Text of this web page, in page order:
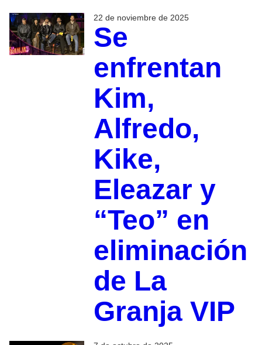
22 de noviembre de 2025
Se
enfrentan
Kim,
Alfredo,
Kike,
Eleazar y
“Teo” en
eliminación
de La
Granja VIP